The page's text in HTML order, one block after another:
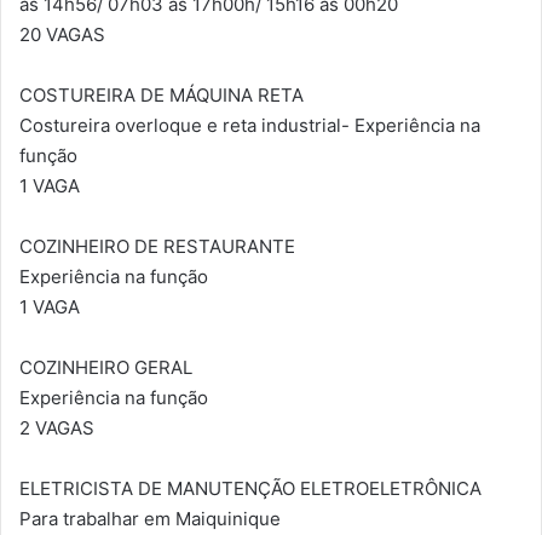
às 14h56/ 07h03 às 17h00h/ 15h16 às 00h20
20 VAGAS
COSTUREIRA DE MÁQUINA RETA
Costureira overloque e reta industrial- Experiência na
função
1 VAGA
COZINHEIRO DE RESTAURANTE
Experiência na função
1 VAGA
COZINHEIRO GERAL
Experiência na função
2 VAGAS
ELETRICISTA DE MANUTENÇÃO ELETROELETRÔNICA
Para trabalhar em Maiquinique